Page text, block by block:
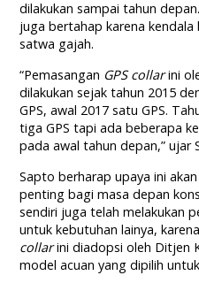
dilakukan sampai tahun
juga bertahap karena
satwa gajah.
“Pemasangan GPS collarini
dilakukan sejak tahun 2015
GPS, awal 2017 satu GPS.
tiga GPS tapi ada beberapa
pada awal tahun depan,” ujar
Sapto berharap upaya ini
penting bagi masa depan
sendiri juga telah melakukan
untuk kebutuhan lainya,
collarini diadopsi oleh Ditjen
model acuan yang dipilih